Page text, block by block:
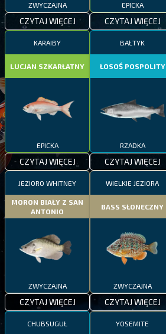
ZWYCZAJNA
CZYTAJ WIĘCEJ
EPICKA
CZYTAJ WIĘCEJ
KARAIBY
LUCJAN SZKARŁATNY
EPICKA
CZYTAJ WIĘCEJ
BAŁTYK
ŁOSOŚ POSPOLITY
RZADKA
CZYTAJ WIĘCEJ
JEZIORO WHITNEY
MORON BIAŁY Z SAN
ANTONIO
ZWYCZAJNA
CZYTAJ WIĘCEJ
WIELKIE JEZIORA
BASS SŁONECZNY
ZWYCZAJNA
CZYTAJ WIĘCEJ
CHUBSUGUŁ YOSEMITE